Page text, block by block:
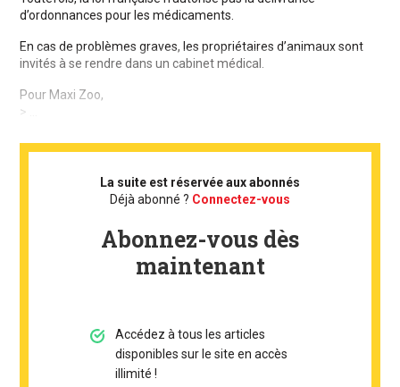
d’ordonnances pour les médicaments.
En cas de problèmes graves, les propriétaires d’animaux sont
invités à se rendre dans un cabinet médical.
Pour Maxi Zoo,
> ...
La suite est réservée aux abonnés
Déjà abonné ? Connectez-vous
Abonnez-vous dès
maintenant
Accédez à tous les articles
disponibles sur le site en accès
illimité !